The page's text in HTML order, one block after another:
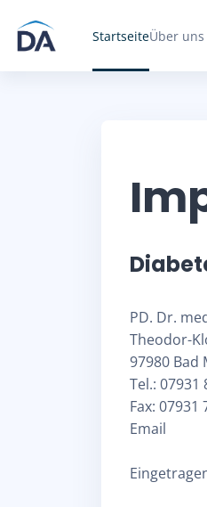
StartseiteÜber uns
PD. Dr.
Theodor-
97980 Bad
Tel.: 07931
Fax: 07931
Email